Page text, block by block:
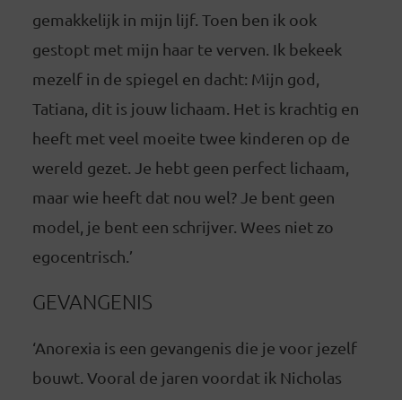
gemakkelijk in mijn lijf. Toen ben ik ook
gestopt met mijn haar te verven. Ik bekeek
mezelf in de spiegel en dacht: Mijn god,
Tatiana, dit is jouw lichaam. Het is krachtig en
heeft met veel moeite twee kinderen op de
wereld gezet. Je hebt geen perfect lichaam,
maar wie heeft dat nou wel? Je bent geen
model, je bent een schrijver. Wees niet zo
egocentrisch.’
GEVANGENIS
‘Anorexia is een gevangenis die je voor jezelf
bouwt. Vooral de jaren voordat ik Nicholas